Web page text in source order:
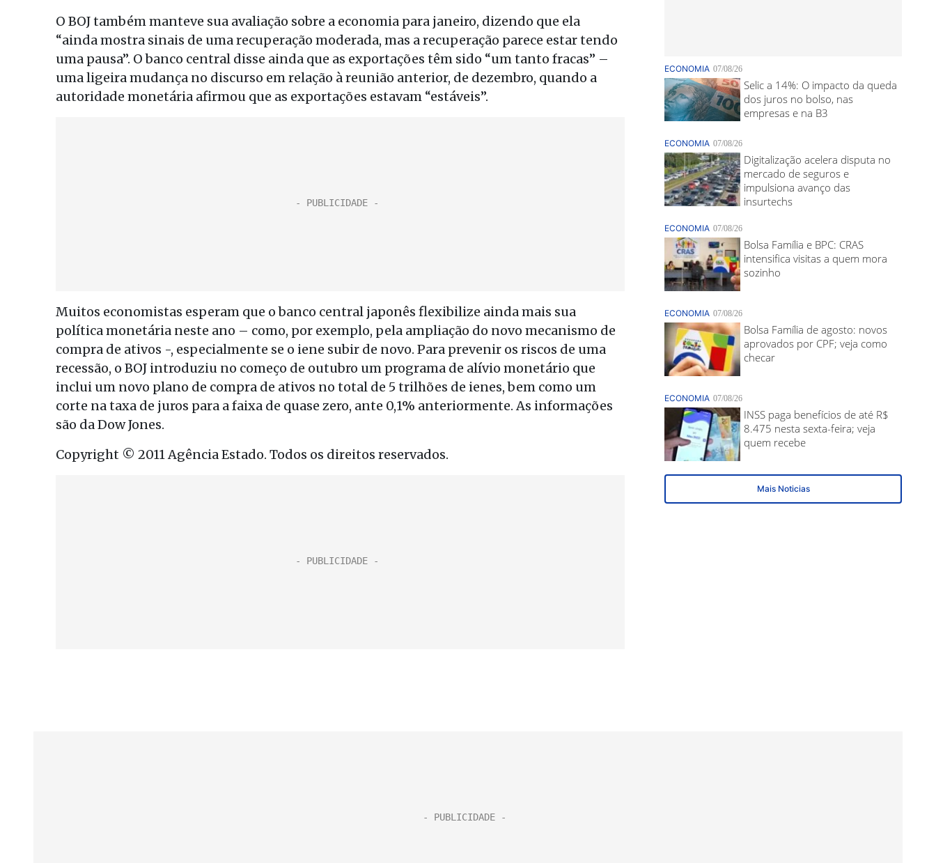
O BOJ também manteve sua avaliação sobre a economia para janeiro, dizendo que ela
“ainda mostra sinais de uma recuperação moderada, mas a recuperação parece estar tendo
uma pausa”. O banco central disse ainda que as exportações têm sido “um tanto fracas” –
uma ligeira mudança no discurso em relação à reunião anterior, de dezembro, quando a
autoridade monetária afirmou que as exportações estavam “estáveis”.
Muitos economistas esperam que o banco central japonês flexibilize ainda mais sua
política monetária neste ano – como, por exemplo, pela ampliação do novo mecanismo de
compra de ativos -, especialmente se o iene subir de novo. Para prevenir os riscos de uma
recessão, o BOJ introduziu no começo de outubro um programa de alívio monetário que
inclui um novo plano de compra de ativos no total de 5 trilhões de ienes, bem como um
corte na taxa de juros para a faixa de quase zero, ante 0,1% anteriormente. As informações
são da Dow Jones.
Copyright © 2011 Agência Estado. Todos os direitos reservados.